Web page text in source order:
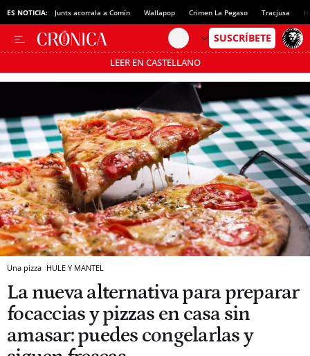
ES NOTICIA: Junts acorrala a Comín Wallapop Crimen La Pegaso Tracjusa
LEER EN CASTELLANO
Pásate al MODO AHORRO
Una pizza HULE Y MANTEL
La nueva alternativa para preparar
focaccias y pizzas en casa sin
amasar: puedes congelarlas y